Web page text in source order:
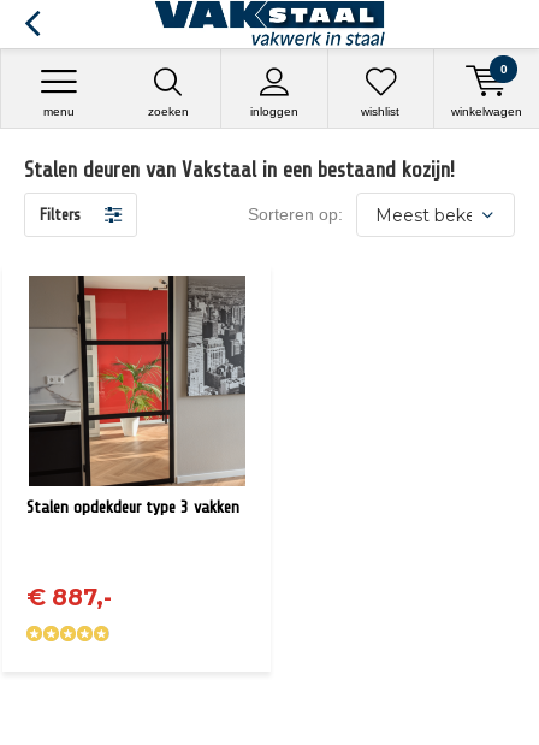
zoeken inloggen
menu wishlist winkelwagen
0
Stalen deuren van Vakstaal in een bestaand kozijn!
Filters Sorteren op:
Stalen opdekdeur type 3 vakken
€ 887,-